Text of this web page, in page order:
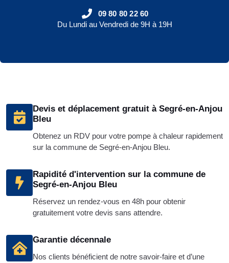
Devis et déplacement gratuit à Segré-en-Anjou
Bleu
Obtenez un RDV pour votre pompe à chaleur rapidement
sur la commune de Segré-en-Anjou Bleu.
Rapidité d'intervention sur la commune de
Segré-en-Anjou Bleu
Réservez un rendez-vous en 48h pour obtenir
gratuitement votre devis sans attendre.
Garantie décennale
Nos clients bénéficient de notre savoir-faire et d’une
09 80 80 22 60
Du Lundi au Vendredi de 9H à 19H